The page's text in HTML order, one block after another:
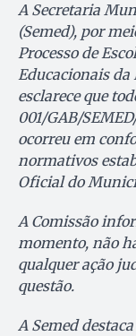
A Secretaria
(Semed), por
Processo de
Educacionais da
esclarece que
001/GAB/
ocorreu em
normativos
Oficial do
A Comissão
momento, não
qualquer ação
questão.
A Semed